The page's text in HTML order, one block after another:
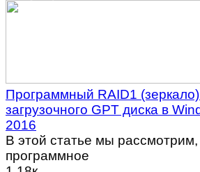
Программный RAID1
загрузочного GPT диска в
2016
В этой статье мы рассмотрим,
программное